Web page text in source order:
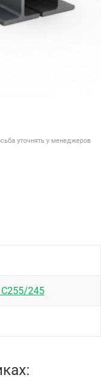
уточнять у менеджеров
245